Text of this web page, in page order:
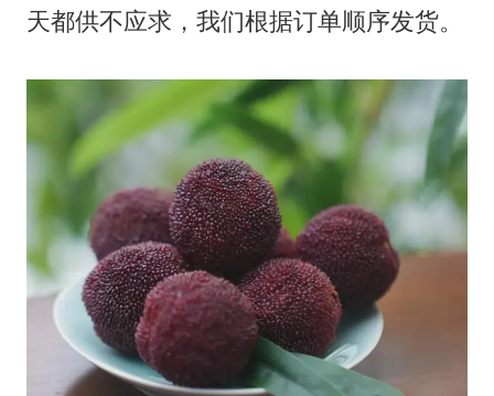
天都供不应求，我们根据订单顺序发货。